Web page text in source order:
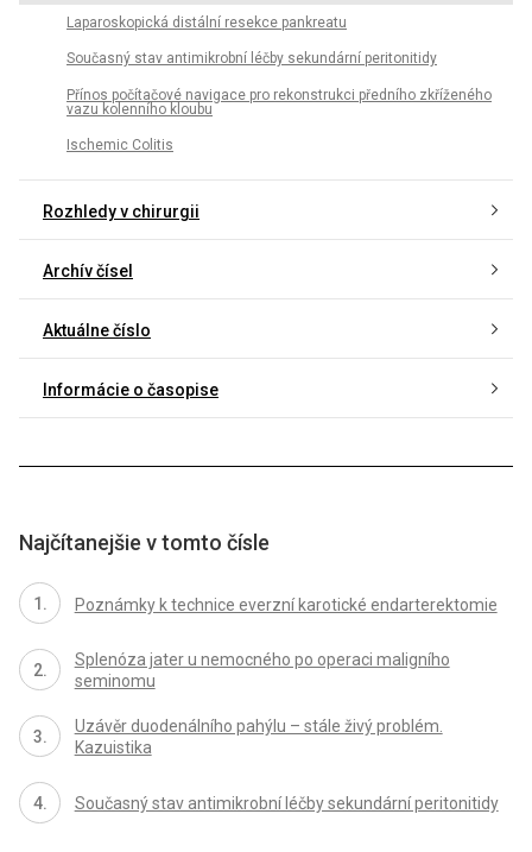
Laparoskopická distální resekce pankreatu
Současný stav antimikrobní léčby sekundární peritonitidy
Přínos počítačové navigace pro rekonstrukci předního zkříženého
vazu kolenního kloubu
Ischemic Colitis
Rozhledy v chirurgii
Archív čísel
Aktuálne číslo
Informácie o časopise
Najčítanejšie v tomto čísle
Poznámky k technice everzní karotické endarterektomie
Splenóza jater u nemocného po operaci maligního
seminomu
Uzávěr duodenálního pahýlu – stále živý problém.
Kazuistika
Současný stav antimikrobní léčby sekundární peritonitidy